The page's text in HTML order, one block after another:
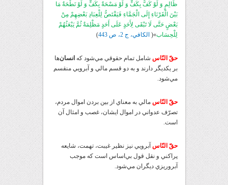
ظَالِمٍ وَ لَوْ كَفٌّ بِكَفٍّ وَ لَوْ مَسْحَةٌ بِكَفٍّ وَ لَوْ نَطْحَةٌ مَا
بَيْنَ الْقَرْنَاءِ إِلَى الْجَمَّاءِ فَيَقْتَصُّ لِلْعِبَادِ بَعْضِهِمْ مِنْ
بَعْضٍ حَتَّى لَا تَبْقَى لِأَحَدٍ عَلَى أَحَدٍ مَظْلِمَةٌ ثُمَّ يَبْعَثُهُمْ
لِلْحِسَاب‏»( الکافي، ج 2، ص 443 )
حقّ النّاس شامل تمام حقوقي مي‌شود که انسان‌ها
بر يکديگر دارند و به دو قسم مالي و آبرويي منقسم
مي‌شود.
حقّ النّاسمالي به معناي از بين بردن اموال مردم،
تصرّف عدواني در اموال ايشان، غصب و امثال آن
است.
حقّ النّاس آبرويي نيز نظير غيبت، تهمت، شايعه
پراکني و نقل قول بي‌اساس است که موجب
آبروريزي ديگران مي‌شود.